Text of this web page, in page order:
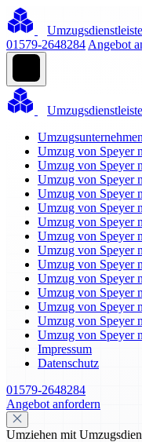
01579-2648284 Angebot
Umzug von Speyer
Umzug von Speyer
Umzug von Speyer
Umzug von Speyer
Umzug von Speyer
Umzug von Speyer
Umzug von Speyer
Umzug von Speyer
Umzug von Speyer
Umzug von Speyer
Umzug von Speyer
Umzug von Speyer
Umzug von Speyer
Umzug von Speyer
Impressum
Datenschutz
01579-2648284
Angebot anfordern
Umziehen mit